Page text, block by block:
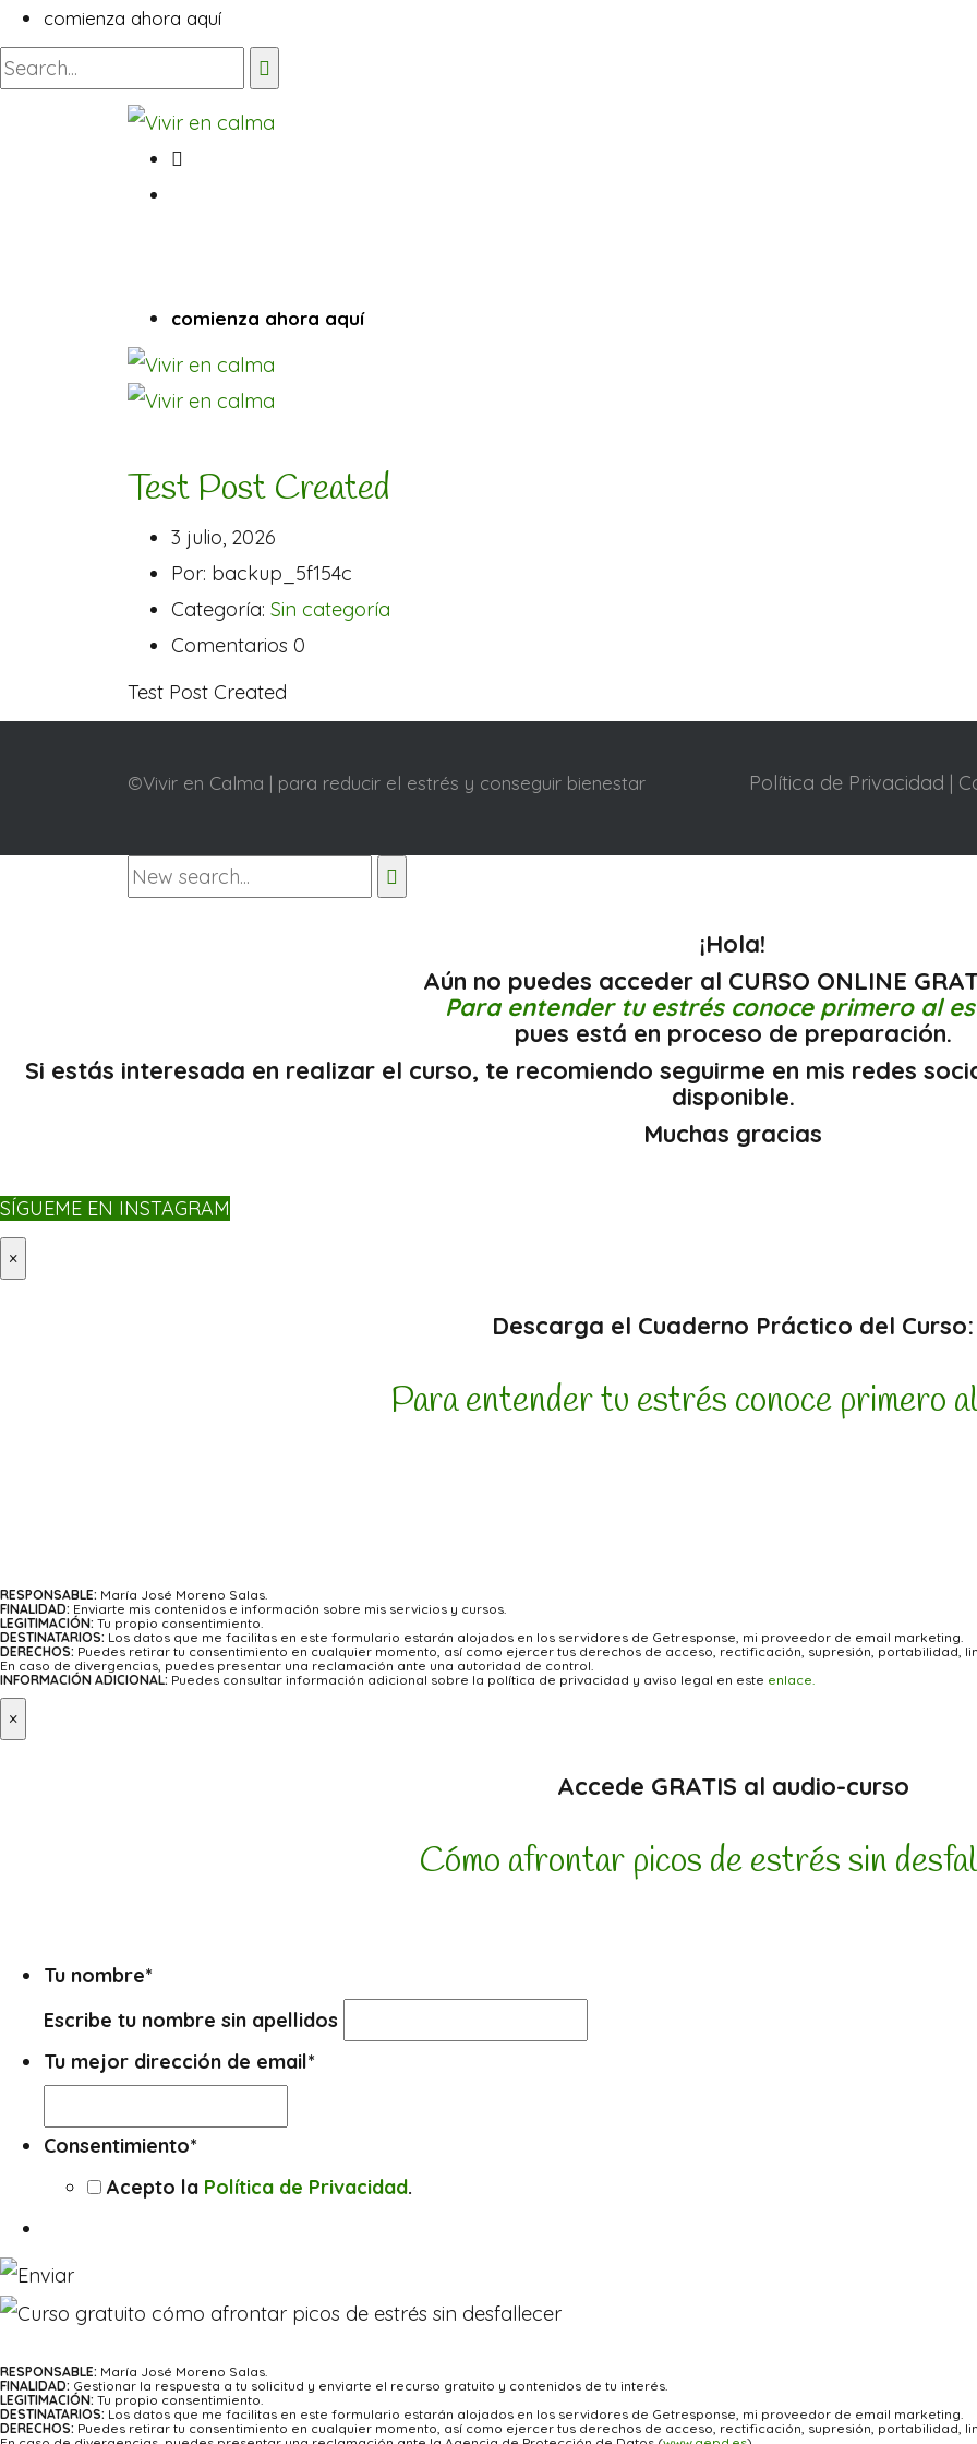
comienza ahora aquí
comienza ahora aquí
Test Post Created
3 julio, 2026
Por: backup_5f154c
Categoría: Sin categoría
Comentarios 0
Test Post Created
©Vivir en Calma | para reducir el estrés y conseguir bienestar Política de Privacidad |
¡Hola!
Aún no puedes acceder al CURSO ONLINE
Para entender tu estrés conoce primero al
pues está en proceso de preparación.
Si estás interesada en realizar el curso, te recomiendo seguirme en mis redes
disponible.
Muchas gracias
SÍGUEME EN INSTAGRAM
×
Descarga el Cuaderno Práctico del Curso:
Para entender tu estrés conoce primero
RESPONSABLE: María José Moreno Salas.
FINALIDAD: Enviarte mis contenidos e información sobre mis servicios y cursos.
LEGITIMACIÓN: Tu propio consentimiento.
DESTINATARIOS: Los datos que me facilitas en este formulario estarán alojados en los servidores de Getresponse, mi proveedor de email marketing.
DERECHOS: Puedes retirar tu consentimiento en cualquier momento, así como ejercer tus derechos de acceso, rectificación, supresión,
En caso de divergencias, puedes presentar una reclamación ante una autoridad de control.
INFORMACIÓN ADICIONAL: Puedes consultar información adicional sobre la política de privacidad y aviso legal en este enlace.
×
Accede GRATIS al audio-curso
Cómo afrontar picos de estrés sin
Tu nombre*
Escribe tu nombre sin apellidos
Tu mejor dirección de email*
Consentimiento*
Acepto la Política de Privacidad.
RESPONSABLE: María José Moreno Salas.
FINALIDAD: Gestionar la respuesta a tu solicitud y enviarte el recurso gratuito y contenidos de tu interés.
LEGITIMACIÓN: Tu propio consentimiento.
DESTINATARIOS: Los datos que me facilitas en este formulario estarán alojados en los servidores de Getresponse, mi proveedor de email marketing.
DERECHOS: Puedes retirar tu consentimiento en cualquier momento, así como ejercer tus derechos de acceso, rectificación, supresión, portabilidad,